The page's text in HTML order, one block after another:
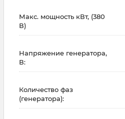
Макс. мощность кВт, (380
В)
Напряжение генератора,
В:
Количество фаз
(генератора):